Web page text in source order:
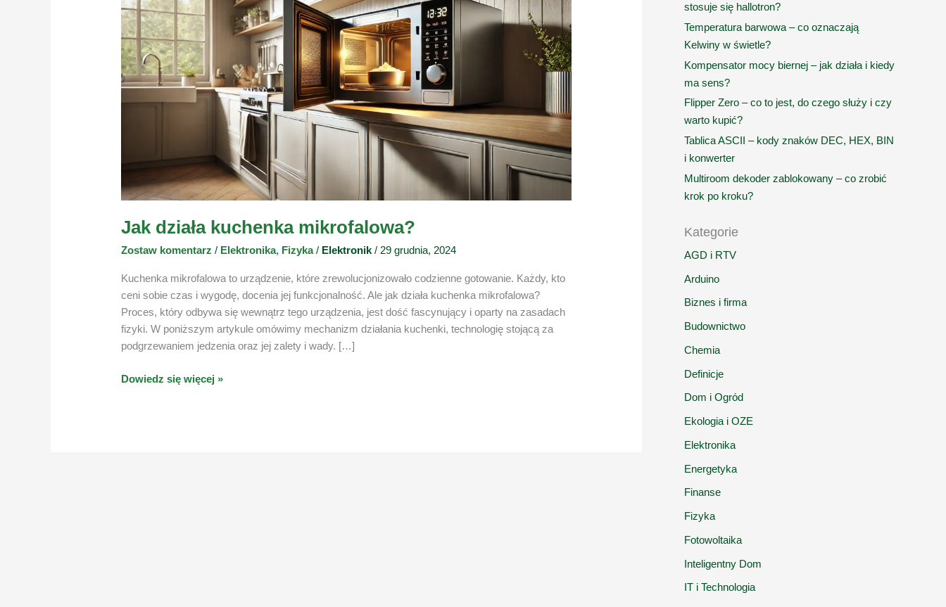
Jak działa kuchenka mikrofalowa?
Zostaw komentarz / Elektronika, Fizyka/ Elektronik/ 29 grudnia, 2024
Kuchenka mikrofalowa to urządzenie, które zrewolucjonizowało codzienne gotowanie. Każdy, kto
ceni sobie czas i wygodę, docenia jej funkcjonalność. Ale jak działa kuchenka mikrofalowa?
Proces, który odbywa się wewnątrz tego urządzenia, jest dość fascynujący i oparty na zasadach
fizyki. W poniższym artykule omówimy mechanizm działania kuchenki, technologię stojącą za
podgrzewaniem jedzenia oraz jej zalety i wady. […]
Jak
Dowiedz się więcej »
stosuje się hallotron?
Temperatura barwowa – co oznaczają
Kelwiny w świetle?
Kompensator mocy biernej – jak działa i kiedy
ma sens?
Flipper Zero – co to jest, do czego służy i czy
warto kupić?
Tablica ASCII – kody znaków DEC, HEX, BIN
i konwerter
Multiroom dekoder zablokowany – co zrobić
krok po kroku?
Kategorie
AGD i RTV
Arduino
Biznes i firma
Budownictwo
Chemia
Definicje
Dom i Ogród
Ekologia i OZE
Elektronika
Energetyka
Finanse
Fizyka
Fotowoltaika
Inteligentny Dom
IT i Technologia